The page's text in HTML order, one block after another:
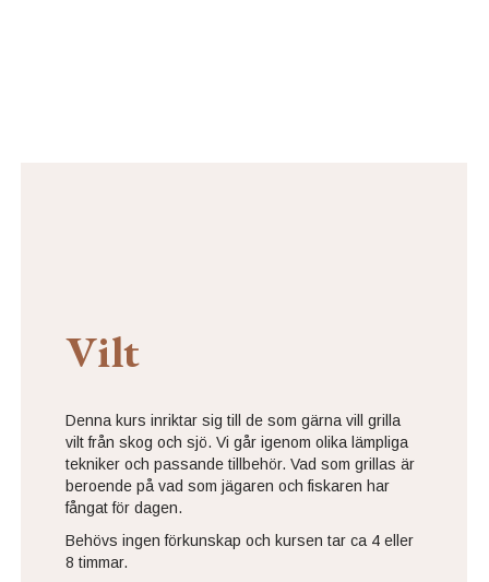
Vilt
Denna kurs inriktar sig till de som gärna vill grilla
vilt från skog och sjö. Vi går igenom olika lämpliga
tekniker och passande tillbehör. Vad som grillas är
beroende på vad som jägaren och fiskaren har
fångat för dagen.
Behövs ingen förkunskap och kursen tar ca 4 eller
8 timmar.